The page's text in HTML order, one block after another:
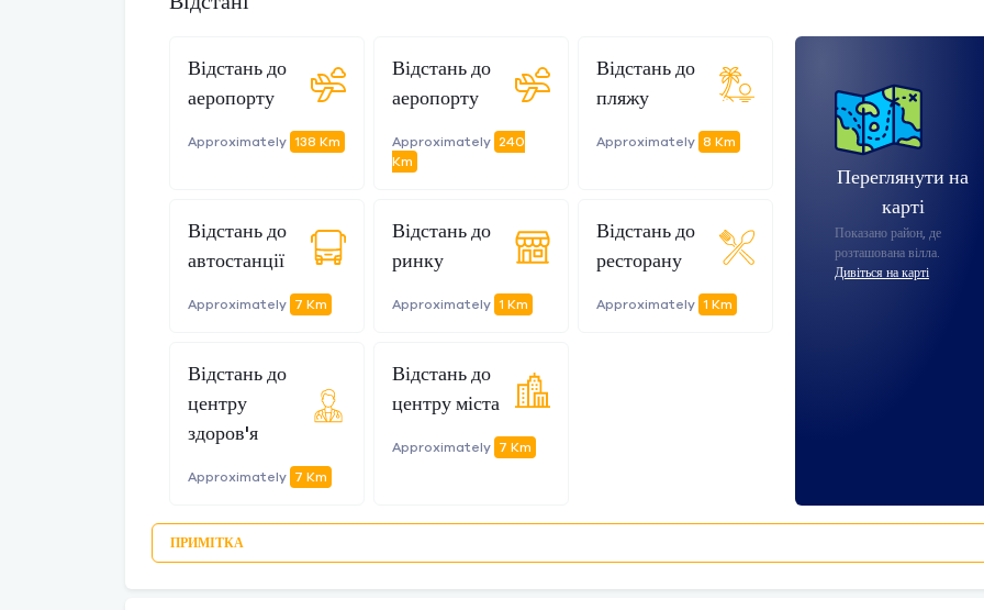
Відстань до
аеропорту
Approximately 138 Km
Відстань до
аеропорту
Approximately
240
Km
Відстань до
пляжу
Approximately 8 Km
Відстань до
автостанції
Approximately 7 Km
Відстань до
ринку
Approximately 1 Km
Відстань до
ресторану
Approximately 1 Km
Відстань до
центру
здоров'я
Approximately 7 Km
Відстань до
центру міста
Approximately 7 Km
Переглянути на
карті
Показано район, де
розташована вілла.
Дивіться на карті
ПРИМІТКА